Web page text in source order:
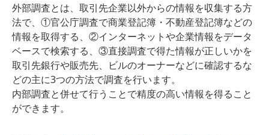
外部調査とは、取引先企業以外からの情報を収集する方
法で、①官公庁調査で商業登記簿・不動産登記簿などの
情報を取得する、②インターネットや企業情報をデータ
ベースで検索する、③直接調査で得た情報が正しいかを
取引先銀行や販売先、ビルのオーナーなどに確認するな
どの主に3つの方法で調査を行います。
内部調査と併せて行うことで精度の高い情報を得ること
ができます。